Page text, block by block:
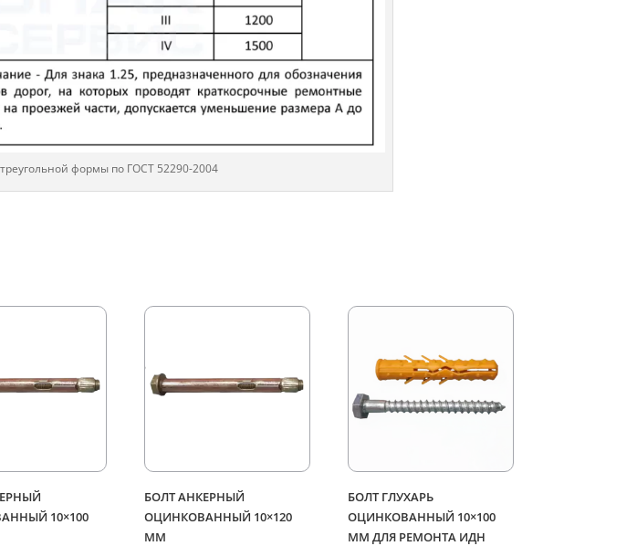
формы по ГОСТ 52290-2004
10×100
БОЛТ АНКЕРНЫЙ
ОЦИНКОВАННЫЙ 10×120
ММ
БОЛТ ГЛУХАРЬ
ОЦИНКОВАННЫЙ 10×100
ММ ДЛЯ РЕМОНТА ИДН